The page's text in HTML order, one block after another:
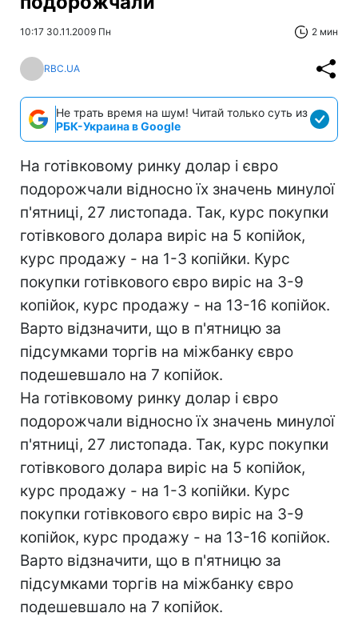
10:17 30.11.2009 Пн 2 мин
RBC.UA
Не трать время на шум! Читай только суть из
РБК-Украина в Google
На готівковому ринку долар і євро
подорожчали відносно їх значень минулої
п'ятниці, 27 листопада. Так, курс покупки
готівкового долара виріс на 5 копійок,
курс продажу - на 1-3 копійки. Курс
покупки готівкового євро виріс на 3-9
копійок, курс продажу - на 13-16 копійок.
Варто відзначити, що в п'ятницю за
підсумками торгів на міжбанку євро
подешевшало на 7 копійок.
На готівковому ринку долар і євро
подорожчали відносно їх значень минулої
п'ятниці, 27 листопада. Так, курс покупки
готівкового долара виріс на 5 копійок,
курс продажу - на 1-3 копійки. Курс
покупки готівкового євро виріс на 3-9
копійок, курс продажу - на 13-16 копійок.
Варто відзначити, що в п'ятницю за
підсумками торгів на міжбанку євро
подешевшало на 7 копійок.